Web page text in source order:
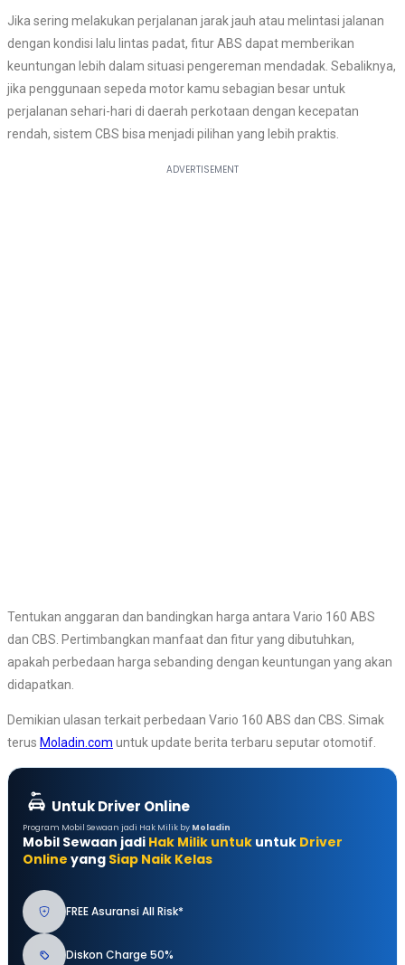
Jika sering melakukan perjalanan jarak jauh atau melintasi jalanan
dengan kondisi lalu lintas padat, fitur ABS dapat memberikan
keuntungan lebih dalam situasi pengereman mendadak. Sebaliknya,
jika penggunaan sepeda motor kamu sebagian besar untuk
perjalanan sehari-hari di daerah perkotaan dengan kecepatan
rendah, sistem CBS bisa menjadi pilihan yang lebih praktis.
Tentukan anggaran dan bandingkan harga antara Vario 160 ABS
dan CBS. Pertimbangkan manfaat dan fitur yang dibutuhkan,
apakah perbedaan harga sebanding dengan keuntungan yang akan
didapatkan.
Demikian ulasan terkait perbedaan Vario 160 ABS dan CBS. Simak
terus Moladin.com untuk update berita terbaru seputar otomotif.
Untuk Driver Online
Program Mobil Sewaan jadi Hak Milik by Moladin
Mobil Sewaan jadi Hak Milik untuk untuk Driver
Online yang Siap Naik Kelas
FREE Asuransi All Risk*
Diskon Charge 50%